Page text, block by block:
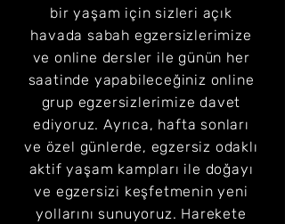
bir yaşam için sizleri açık
havada sabah egzersizlerimize
ve online dersler ile günün her
saatinde yapabileceğiniz online
grup egzersizlerimize davet
ediyoruz. Ayrıca, hafta sonları
ve özel günlerde, egzersiz odaklı
aktif yaşam kampları ile doğayı
ve egzersizi keşfetmenin yeni
yollarını sunuyoruz. Harekete